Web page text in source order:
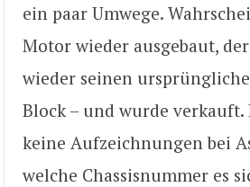
ein paar Umwege.
Motor wieder ausgebaut,
wieder seinen
Block – und wurde verkauft.
keine Aufzeichnungen bei
welche Chassisnummer es